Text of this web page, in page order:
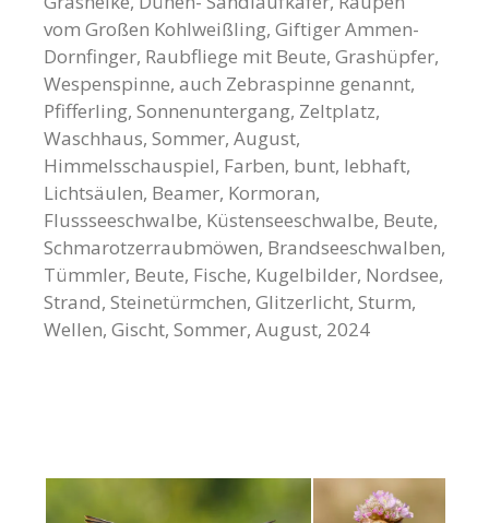
vom Großen Kohlweißling, Giftiger Ammen-
Dornfinger, Raubfliege mit Beute, Grashüpfer,
Wespenspinne, auch Zebraspinne genannt,
Pfifferling, Sonnenuntergang, Zeltplatz,
Waschhaus, Sommer, August,
Himmelsschauspiel, Farben, bunt, lebhaft,
Lichtsäulen, Beamer, Kormoran,
Flussseeschwalbe, Küstenseeschwalbe, Beute,
Schmarotzerraubmöwen, Brandseeschwalben,
Tümmler, Beute, Fische, Kugelbilder, Nordsee,
Strand, Steinetürmchen, Glitzerlicht, Sturm,
Wellen, Gischt, Sommer, August, 2024